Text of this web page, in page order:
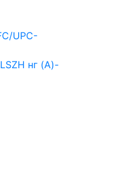
LSZH нг (A)-